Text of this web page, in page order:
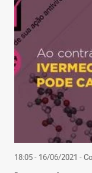
18:05 - 16/06/2021 -